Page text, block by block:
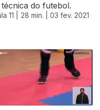
do futebol.
11 | 28 min. | 03 fev. 2021